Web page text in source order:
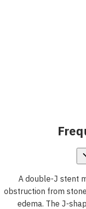
A double-J stent
obstruction from
edema. The J-